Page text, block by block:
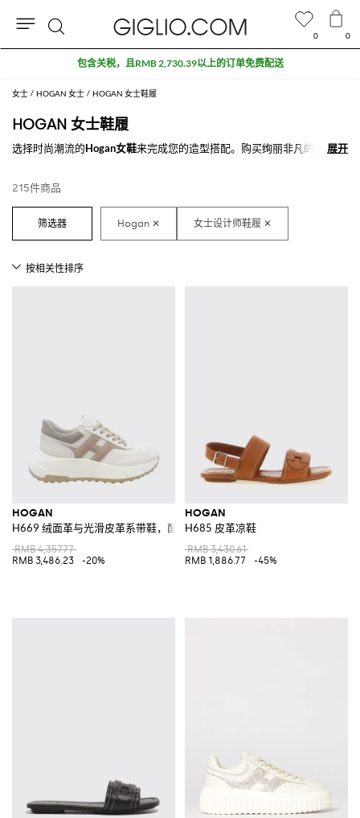
女士 HOGAN 女士 HOGAN 女士鞋履
HOGAN 女士鞋履
选择时尚潮流的Hogan女鞋来完成您的造型搭配。购买绚丽非凡的
Hogan
在GIGLIO.COM上探索最新款
展开
展开
215件商品
HOGAN
H669 绒面革与光滑皮革系带鞋，配厚实鞋底和撞色H徽标
RMB 4,357.77
RMB 3,486.23
-20%
HOGAN
H685 皮革凉鞋
RMB 3,430.61
RMB 1,886.77
-45%
0 0
奥特莱斯专区额外九折